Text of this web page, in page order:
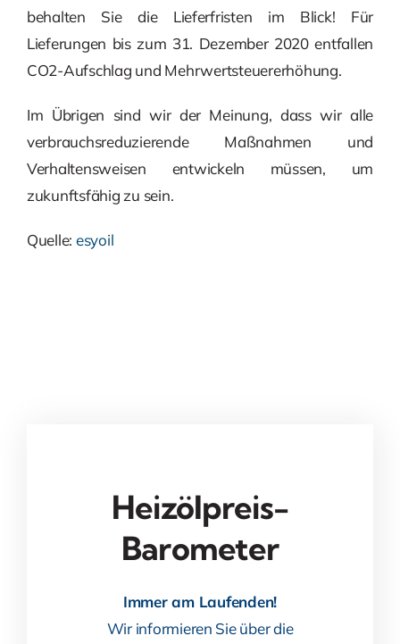
behalten Sie die Lieferfristen im Blick! Für
Lieferungen bis zum 31. Dezember 2020 entfallen
CO2-Aufschlag und Mehrwertsteuererhöhung.
Im Übrigen sind wir der Meinung, dass wir alle
verbrauchsreduzierende Maßnahmen und
Verhaltensweisen entwickeln müssen, um
zukunftsfähig zu sein.
Quelle: esyoil
Heizölpreis-
Barometer
Immer am Laufenden!
Wir informieren Sie über die